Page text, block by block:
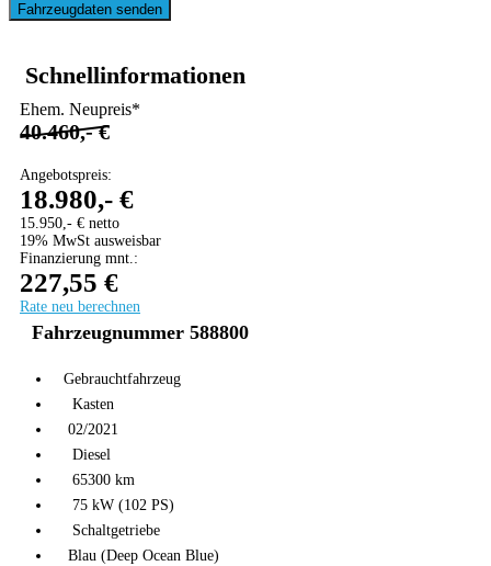
Fahrzeugdaten senden
Schnellinformationen
Ehem. Neupreis*
40.460,- €
Angebotspreis:
18.980,- €
15.950,- € netto
19% MwSt ausweisbar
Finanzierung mnt.:
227,55 €
Rate neu berechnen
Fahrzeugnummer 588800
Gebrauchtfahrzeug
Kasten
02/2021
Diesel
65300 km
75 kW (102 PS)
Schaltgetriebe
Blau (Deep Ocean Blue)